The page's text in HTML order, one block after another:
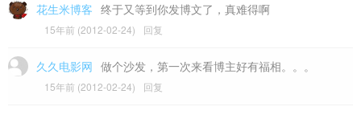
花生米博客 终于又等到你发博文了，真难得啊
15年前 (2012-02-24) 回复
久久电影网 做个沙发，第一次来看博主好有福相。。。
15年前 (2012-02-24) 回复